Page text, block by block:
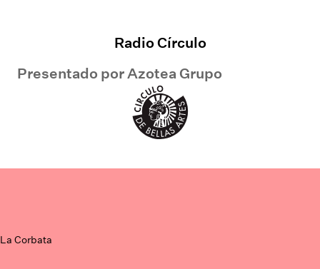
Radio Círculo
Presentado porAzotea Grupo
La Corbata